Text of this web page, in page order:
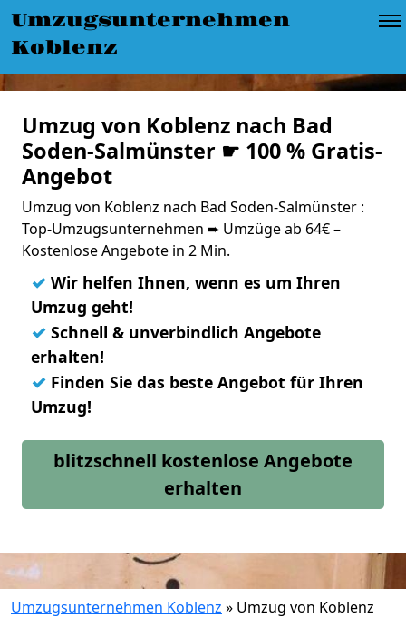
Umzugsunternehmen
Koblenz
Umzug von Koblenz nach Bad
Soden-Salmünster ☛ 100 % Gratis-
Angebot
Umzug von Koblenz nach Bad Soden-Salmünster :
Top-Umzugsunternehmen ➨ Umzüge ab 64€ –
Kostenlose Angebote in 2 Min.
✓ Wir helfen Ihnen, wenn es um Ihren
Umzug geht!
✓ Schnell & unverbindlich Angebote
erhalten!
✓ Finden Sie das beste Angebot für Ihren
Umzug!
blitzschnell kostenlose Angebote
erhalten
Umzugsunternehmen Koblenz » Umzug von Koblenz